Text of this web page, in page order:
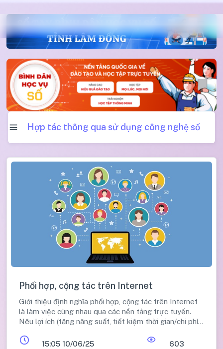
Hợp tác thông qua sử dụng công nghệ số
Phối hợp, cộng tác trên Internet
Giới thiệu định nghĩa phối hợp, cộng tác trên Internet
là làm việc cùng nhau qua các nền tảng trực tuyến.
Nêu lợi ích (tăng năng suất, tiết kiệm thời gian/chi phí,
số hỗ trợ: lưu trữ (Google Drive, OneDrive, Dropbox),
15:05 10/06/25 603